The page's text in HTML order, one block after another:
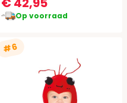
Op voorraad
#6